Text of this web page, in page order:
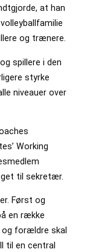
at han
og trænere.
spillere i den
styrke
niveauer over
Working
til sekretær.
Først og
en række
forældre skal
til en central